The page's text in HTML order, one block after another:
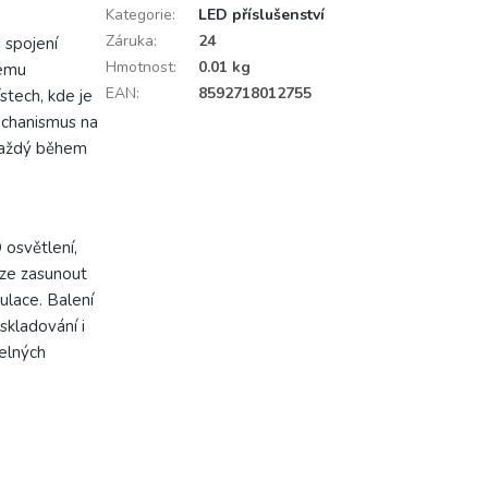
spojení
kde je
na
během
osvětlení,
zasunout
Balení
i
Kategorie:
LED příslušenství
Záruka:
24
Hmotnost:
0.01 kg
EAN: 8592718012755